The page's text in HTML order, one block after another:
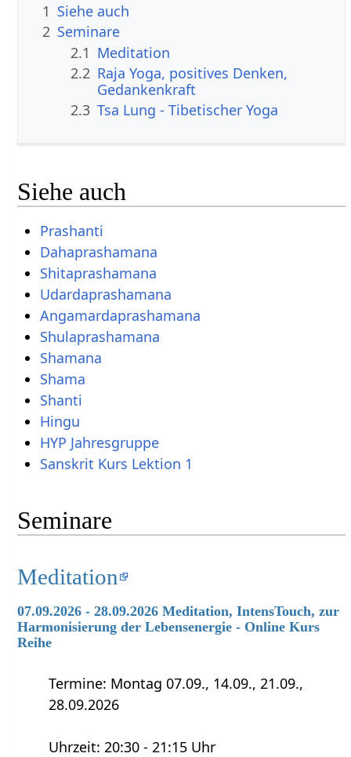
1 Siehe auch
2 Seminare
2.1 Meditation
2.2 Raja Yoga, positives Denken,
Gedankenkraft
2.3 Tsa Lung - Tibetischer Yoga
Siehe auch
Prashanti
Dahaprashamana
Shitaprashamana
Udardaprashamana
Angamardaprashamana
Shulaprashamana
Shamana
Shama
Shanti
Hingu
HYP Jahresgruppe
Sanskrit Kurs Lektion 1
Seminare
Meditation
07.09.2026 - 28.09.2026 Meditation, IntensTouch, zur
Harmonisierung der Lebensenergie - Online Kurs
Reihe
Termine: Montag 07.09., 14.09., 21.09.,
28.09.2026
Uhrzeit: 20:30 - 21:15 Uhr